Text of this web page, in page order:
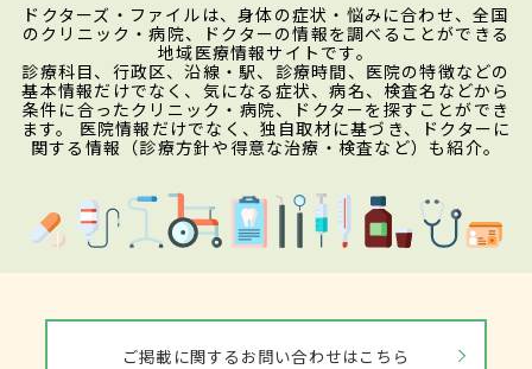
ドクターズ・ファイルは、身体の症状・悩みに合わせ、全国
のクリニック・病院、ドクターの情報を調べることができる
地域医療情報サイトです。
診療科目、行政区、沿線・駅、診療時間、医院の特徴などの
基本情報だけでなく、気になる症状、病名、検査名などから
条件に合ったクリニック・病院、ドクターを探すことができ
ます。 医院情報だけでなく、独自取材に基づき、ドクターに
関する情報（診療方針や得意な治療・検査など）も紹介。
ご掲載に関するお問い合わせはこちら